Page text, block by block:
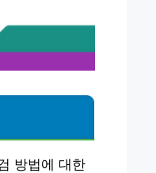
방법에 대한